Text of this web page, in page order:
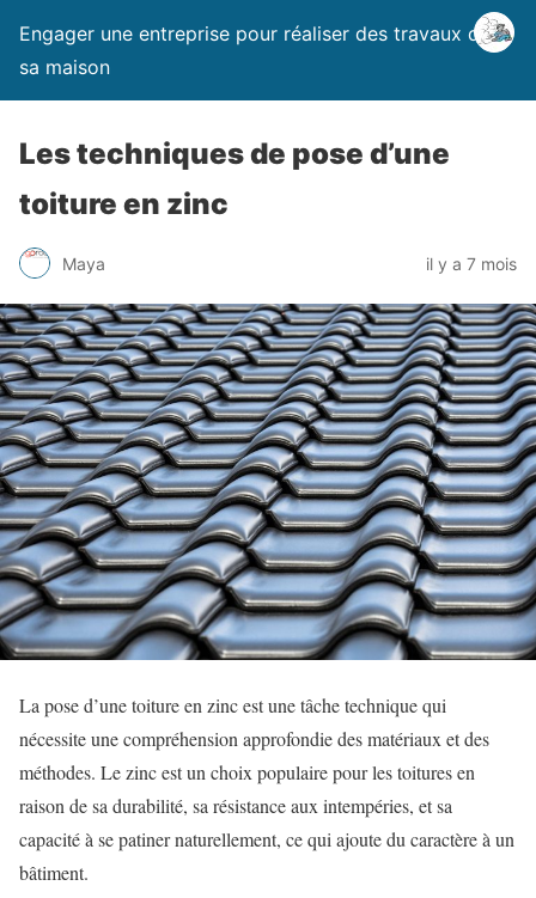
Engager une entreprise pour réaliser des travaux dans
sa maison
Les techniques de pose d’une
toiture en zinc
Maya il y a 7 mois
La pose d’une toiture en zinc est une tâche technique qui
nécessite une compréhension approfondie des matériaux et des
méthodes. Le zinc est un choix populaire pour les toitures en
raison de sa durabilité, sa résistance aux intempéries, et sa
capacité à se patiner naturellement, ce qui ajoute du caractère à un
bâtiment.